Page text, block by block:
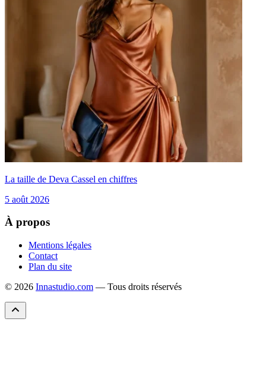
La taille de Deva Cassel en chiffres
5 août 2026
À propos
Mentions légales
Contact
Plan du site
© 2026 Innastudio.com — Tous droits réservés